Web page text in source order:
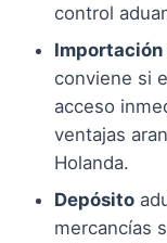
control
Importación
conviene si
acceso
ventajas
Holanda.
Depósito
mercancías